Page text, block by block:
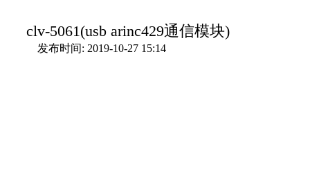
clv-5061(usb arinc429通信模块)
发布时间: 2019-10-27 15:14